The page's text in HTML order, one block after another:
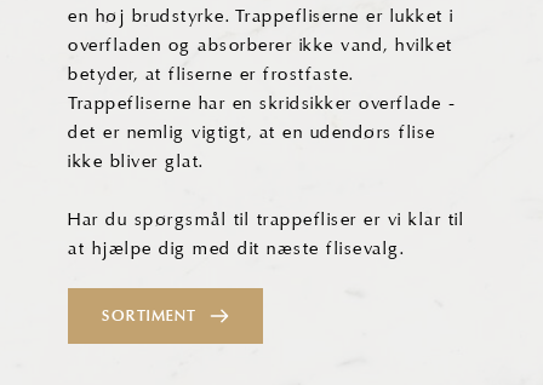
en høj brudstyrke. Trappefliserne er lukket i
overfladen og absorberer ikke vand, hvilket
betyder, at fliserne er frostfaste.
Trappefliserne har en skridsikker overflade -
det er nemlig vigtigt, at en udendørs flise
ikke bliver glat.
Har du spørgsmål til trappefliser er vi klar til
at hjælpe dig med dit næste flisevalg.
SORTIMENT